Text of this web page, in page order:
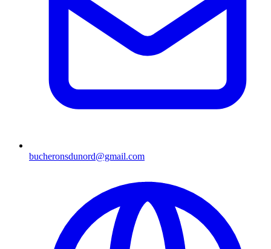
bucheronsdunord@gmail.com